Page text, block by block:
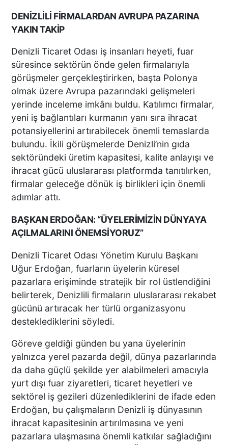
DENİZLİLİ FİRMALARDAN AVRUPA PAZARINA
YAKIN TAKİP
Denizli Ticaret Odası iş insanları heyeti, fuar
süresince sektörün önde gelen firmalarıyla
görüşmeler gerçekleştirirken, başta Polonya
olmak üzere Avrupa pazarındaki gelişmeleri
yerinde inceleme imkânı buldu. Katılımcı firmalar,
yeni iş bağlantıları kurmanın yanı sıra ihracat
potansiyellerini artırabilecek önemli temaslarda
bulundu. İkili görüşmelerde Denizli’nin gıda
sektöründeki üretim kapasitesi, kalite anlayışı ve
ihracat gücü uluslararası platformda tanıtılırken,
firmalar geleceğe dönük iş birlikleri için önemli
adımlar attı.
BAŞKAN ERDOĞAN: “ÜYELERİMİZİN DÜNYAYA
AÇILMALARINI ÖNEMSİYORUZ”
Denizli Ticaret Odası Yönetim Kurulu Başkanı
Uğur Erdoğan, fuarların üyelerin küresel
pazarlara erişiminde stratejik bir rol üstlendiğini
belirterek, Denizlili firmaların uluslararası rekabet
gücünü artıracak her türlü organizasyonu
desteklediklerini söyledi.
Göreve geldiği günden bu yana üyelerinin
yalnızca yerel pazarda değil, dünya pazarlarında
da daha güçlü şekilde yer alabilmeleri amacıyla
yurt dışı fuar ziyaretleri, ticaret heyetleri ve
sektörel iş gezileri düzenlediklerini de ifade eden
Erdoğan, bu çalışmaların Denizli iş dünyasının
ihracat kapasitesinin artırılmasına ve yeni
pazarlara ulaşmasına önemli katkılar sağladığını